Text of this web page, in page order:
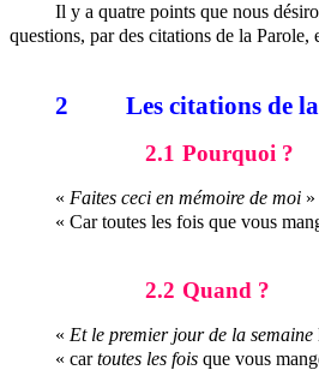
Il y a quatre points que nous
questions, par des citations de la Parole,
2 Les citations de
2.1 Pourquoi ?
« Faites ceci en mémoire de moi»
« Car toutes les fois que vous
2.2 Quand ?
« Et le premier jour de la semaine
« car toutes les foisque vous